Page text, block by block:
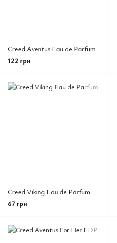
Creed Aventus Eau de Parfum
122 грн
Creed Viking Eau de Parfum
67 грн